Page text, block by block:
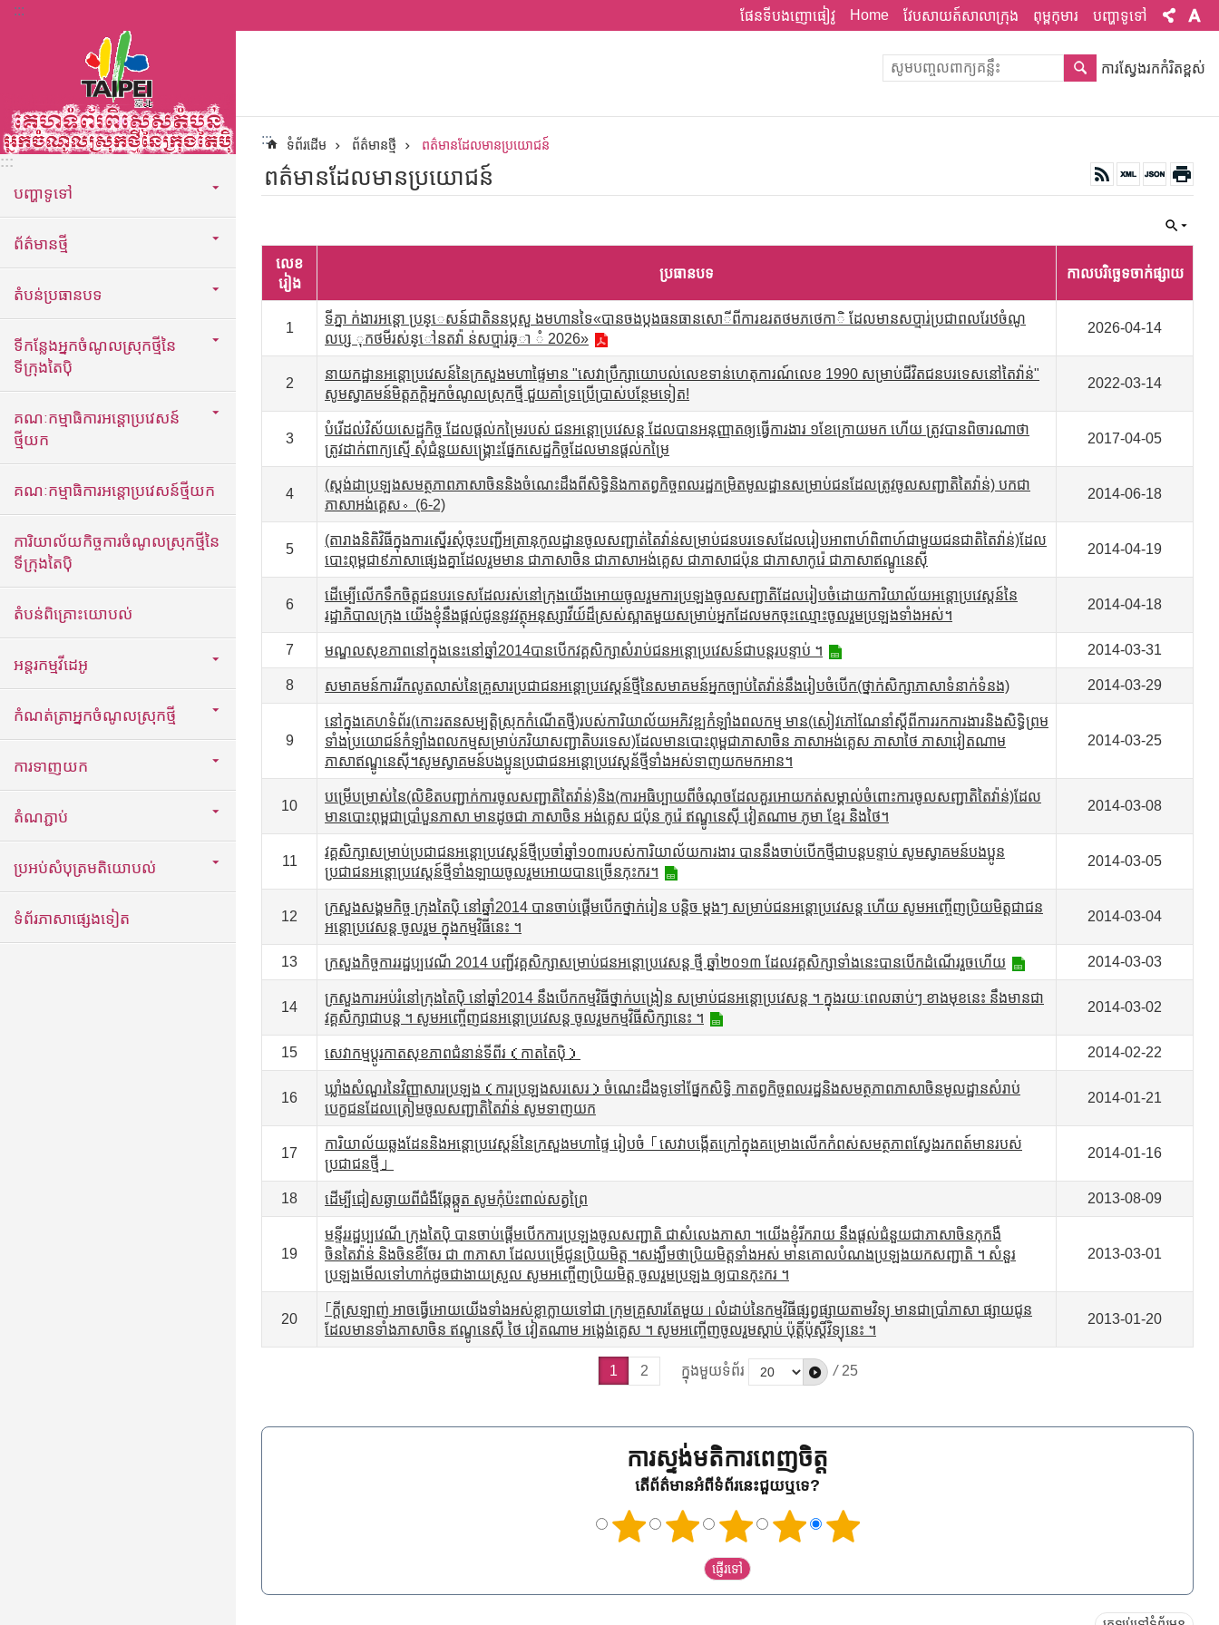
ទៅកាន់មាតិកាប្លុកមាតិកាសំខាន់
::: ផែនទីបងញោផៀវូ Home វែបសាយត៍សាលាក្រុង ពុម្ពកុមារ បញ្ហាទូទៅ
:::
បញ្ហាទូទៅ
ព័ត៌មានថ្មី
តំបន់ប្រធានបទ
ទីកន្លែងអ្នកចំណូលស្រុកថ្មីនៃ
ទីក្រុងតៃប៉ិ
គណៈកម្មាធិការអន្តោប្រវេសន៍
ថ្មីយក
គណៈកម្មាធិការអន្តោប្រវេសន៍ថ្មីយក
ការិយាល័យកិច្ចការចំណូលស្រុកថ្មីនៃ
ទីក្រុងតៃប៉ិ
តំបន់ពិគ្រោះយោបល់
អន្តរកម្មវីដេអូ
កំណត់ត្រាអ្នកចំណូលស្រុកថ្មី
ការទាញយក
តំណភ្ជាប់
ប្រអប់សំបុត្រមតិយោបល់
ទំព័រភាសាផ្សេងទៀត
ការស្វែងរកកំរិតខ្ពស់
::: ទំព័រដើម ព័ត៌មានថ្មី ពត៌មានដែលមានប្រយោជន៍
ពត៌មានដែលមានប្រយោជន៍
លេខ
រៀង
ប្រធានបទ កាលបរិច្ឆេទចាក់ផ្សាយ
1
ទីភ្នា ក់ងារអន្តោ ប្រន្េសន៍ជាតិននប្កសួ ងមហានទៃ«បានចងប្កងធនធានសោីពីការឧរតថមភថេកាិ ដែលមានសប្មារ់ប្រជាពលរែឋចំណូ
លប្ស ុកថមីរស់ន្ៅនតវ៉ា ន់សប្មារ់ឆ្ា ំ 2026»
2026-04-14
2
នាយកដ្ឋានអន្តោប្រវេសន៍នៃក្រសួងមហាផ្ទៃមាន "សេវាប្រឹក្សាយោបល់លេខទាន់ហេតុការណ៍លេខ 1990 សម្រាប់ជីវិតជនបរទេសនៅតៃវ៉ាន់"
សូមស្វាគមន៍មិត្តភក្តិអ្នកចំណូលស្រុកថ្មី ជួយគាំទ្រប្រើប្រាស់បន្ថែមទៀត!
2022-03-14
3
បំរើដល់វិស័យសេដ្ឋកិច្ច ដែលផ្តល់កម្រៃរបស់ ជនអន្តោប្រវេសន្ត ដែលបានអនុញ្ញាតឲ្យធ្វើការងារ ១ខែក្រោយមក ហើយ ត្រូវបានពិចារណាថា
ត្រូវដាក់ពាក្យស្មើ សុំជំនួយសង្រ្គោះផ្នែកសេដ្ឋកិច្ចដែលមានផ្តល់កម្រៃ
2017-04-05
4
(ស្តង់ដាប្រឡងសមត្ថភាពភាសាចិននិងចំណេះដឹងពីសិទ្ធិនិងកាតព្វកិច្ចពលរដ្ឋកម្រិតមូលដ្ឋានសម្រាប់ជនដែលត្រូវចូលសញ្ជាតិតៃវ៉ាន់) បកជា
ភាសាអង់គ្គេស。(6-2)
2014-06-18
5
(តារាងនិតិវិធីក្នុងការស្នើរសុំចុះបញ្ជីអត្រានុកូលដ្ឋានចូលសញ្ជាត់តៃវ៉ាន់សម្រាប់ជនបរទេសដែលរៀបអាពាហ៍ពិពាហ៍ជាមួយជនជាតិតៃវ៉ាន់)ដែល
បោះពុម្ពជា៩ភាសាផ្សេងគ្នាដែលរួមមាន ជាភាសាចិន ជាភាសាអង់គ្លេស ជាភាសាជប៉ុន ជាភាសាកូរ៉េ ជាភាសាឥណ្ឌូនេស៊ី
2014-04-19
6
ដើម្បើលើកទឹកចិត្តជនបរទេសដែលរស់នៅក្រុងយើងអោយចូលរួមការប្រឡងចូលសញ្ជាតិដែលរៀបចំដោយការិយាល័យអន្តោប្រវេស្តន៍នៃ
រដ្ឋាភិបាលក្រុង យើងខ្ញុំនឹងផ្តល់ជូននូវវត្ថុអនុស្សាវីយ៍ដ៏ស្រស់ស្អាតមួយសម្រាប់អ្នកដែលមកចុះឈ្មោះចូលរួមប្រឡងទាំងអស់។
2014-04-18
7 មណ្ឌលសុខភាពនៅក្នុងនេះនៅឆ្នាំ2014បានបើកវគ្គសិក្សាសំរាប់ជនអន្តោប្រវេសន៍ជាបន្តរបន្ទាប់ ។ 2014-03-31
8 សមាគមន៍ការរីកលូតលាស់នៃគ្រួសារប្រជាជនអន្តោប្រវេស្តន៍ថ្មីនៃសមាគមន៍អ្នកច្បាប់តៃវ៉ាន់នឹងរៀបចំបើក(ថ្នាក់សិក្សាភាសាទំនាក់ទំនង) 2014-03-29
9
នៅក្នុងគេហទំព័រ(កោះរតនសម្បតិ្តស្រុកកំណើតថ្មី)របស់ការិយាល័យអភិវឌ្ឍកំឡាំងពលកម្ម មាន(សៀវភៅណែនាំស្តីពីការរកការងារនិងសិទ្ធិព្រម
ទាំងប្រយោជន៍កំឡាំងពលកម្មសម្រាប់ភរិយាសញ្ជាតិបរទេស)ដែលមានបោះពុម្ពជាភាសាចិន ភាសាអង់គ្លេស ភាសាថៃ ភាសាវៀតណាម
ភាសាឥណ្ឌូនេស៊ី។សូមស្វាគមន៍បងប្អូនប្រជាជនអន្តោប្រវេស្តន័ថ្មីទាំងអស់ទាញយកមកអាន។
2014-03-25
10
បម្រើបម្រាស់នៃ(លិខិតបញ្ជាក់ការចូលសញ្ជាតិតៃវ៉ាន់)និង(ការអធិប្បាយពីចំណុចដែលគួរអោយកត់សម្គាល់ចំពោះការចូលសញ្ជាតិតៃវ៉ាន់)ដែល
មានបោះពុម្ពជាប្រាំបួនភាសា មានដូចជា ភាសាចិន អង់គ្លេស ជប៉ុន កូរ៉េ ឥណ្ឌូនេស៊ី វៀតណាម ភូមា ខ្មែរ និងថៃ។
2014-03-08
11
វគ្គសិក្សាសម្រាប់ប្រជាជនអន្តោប្រវេស្តន៍ថ្មីប្រចាំឆ្នាំ១០៣របស់ការិយាល័យការងារ បាននឹងចាប់បើកថ្មីជាបន្តបន្ទាប់ សូមស្វាគមន៍បងប្អូន
ប្រជាជនអន្តោប្រវេស្តន៍ថ្មីទាំងឡាយចូលរួមអោយបានច្រើនកុះករ។
2014-03-05
12
ក្រសួងសង្គមកិច្ច ក្រុងតៃប៉ិ នៅឆ្នាំ2014 បានចាប់ផ្តើមបើកថ្នាក់រៀន បន្តិច ម្តងៗ សម្រាប់ជនអន្តោប្រវេសន្ត ហើយ សូមអញ្ចើញប្រិយមិត្តជាជន
អន្តោប្រវេសន្ត ចូលរួម ក្នុងកម្មវិធីនេះ ។
2014-03-04
13 ក្រសួងកិច្ចការរដ្ឋប្បវេណី 2014 បញ្ជីវគ្គសិក្សាសម្រាប់ជនអន្តោប្រវេសន្ត ថ្មី ឆ្នាំ២០១៣ ដែលវគ្គសិក្សាទាំងនេះបានបើកដំណើររួចហើយ 2014-03-03
14
ក្រសួងការអប់រំនៅក្រុងតៃប៉ិ នៅឆ្នាំ2014 នឹងបើកកម្មវិធីថ្នាក់បង្រៀន សម្រាប់ជនអន្តោប្រវេសន្ត ។ ក្នុងរយៈពេលឆាប់ៗ ខាងមុខនេះ នឹងមានជា
វគ្គសិក្សាជាបន្ត ។ សូមអញ្ចើញជនអន្តោប្រវេសន្ត ចូលរួមកម្មវិធីសិក្សានេះ ។
2014-03-02
15 សេវាកម្មប្តូរកាតសុខភាពជំនាន់ទីពីរ（កាតតៃប៉ិ） 2014-02-22
16
ឃ្លាំងសំណួរនៃវិញ្ញាសារប្រឡង（ការប្រឡងសរសេរ）ចំណេះដឹងទូទៅផ្នែកសិទ្ធិ កាតព្វកិច្ចពលរដ្ឋនិងសមត្ថភាពភាសាចិនមូលដ្ឋានសំរាប់
បេក្ខជនដែលត្រៀមចូលសញ្ជាតិតៃវ៉ាន់ សូមទាញយក
2014-01-21
17
ការិយាល័យឆ្លងដែននិងអន្តោប្រវេស្តន៍នៃក្រសួងមហាផ្ទៃ រៀបចំ「សេវាបង្កើតក្រៅក្នុងគម្រោងលើកកំពស់សមត្ថភាពស្វែងរកពត៍មានរបស់
ប្រជាជនថ្មី」
2014-01-16
18 ដើម្បីជៀសឆ្ងាយពីជំងឺឆ្កែឆ្កួត សូមកុំប៉ះពាល់សត្វព្រៃ 2013-08-09
19
មន្ទីររដ្ឋប្បវេណី ក្រុងតៃប៉ិ បានចាប់ផ្តើមបើកការប្រឡងចូលសញ្ជាតិ ជាសំលេងភាសា ។យើងខ្ញុំរីករាយ នឹងផ្តល់ជំនួយជាភាសាចិនកុកងឺ
ចិនតៃវ៉ាន់ និងចិនខឹចែរ ជា ៣ភាសា ដែលបម្រើជូនប្រិយមិត្ត ។សង្ឃឹមថាប្រិយមិត្តទាំងអស់ មានគោលបំណងប្រឡងយកសញ្ជាតិ ។ សំនួរ
ប្រឡងមើលទៅហាក់ដូចជាងាយស្រួល សូមអញ្ចើញប្រិយមិត្ត ចូលរួមប្រឡង ឲ្យបានកុះករ ។
2013-03-01
20
｢ក្តីស្រឡាញ់ អាចធ្វើអោយយើងទាំងអស់ខ្លាក្លាយទៅជា ក្រុមគ្រួសារតែមួយ｣ លំដាប់នៃកម្មវិធីផ្សព្វផ្សាយតាមវិទ្យុ មានជាប្រាំភាសា ផ្សាយជូន
ដែលមានទាំងភាសាចិន ឥណ្ឌូនេស៊ី ថៃ វៀតណាម អង្លេង់គ្លេស ។ សូមអញ្ចើញចូលរួមស្តាប់ ប៉ុត្តិ៍ប៉ុស្តិ៍វិទ្យុនេះ ។
2013-01-20
1 2 ក្នុងមួយទំព័រ / 25
ការស្ទង់មតិការពេញចិត្ត
តើព័ត៌មានអំពីទំព័រនេះជួយឬទេ?